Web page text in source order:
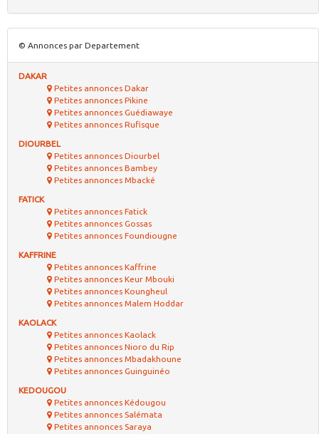
© Annonces par Departement
DAKAR
Petites annonces Dakar
Petites annonces Pikine
Petites annonces Guédiawaye
Petites annonces Rufisque
DIOURBEL
Petites annonces Diourbel
Petites annonces Bambey
Petites annonces Mbacké
FATICK
Petites annonces Fatick
Petites annonces Gossas
Petites annonces Foundiougne
KAFFRINE
Petites annonces Kaffrine
Petites annonces Keur Mbouki
Petites annonces Koungheul
Petites annonces Malem Hoddar
KAOLACK
Petites annonces Kaolack
Petites annonces Nioro du Rip
Petites annonces Mbadakhoune
Petites annonces Guinguinéo
KEDOUGOU
Petites annonces Kédougou
Petites annonces Salémata
Petites annonces Saraya